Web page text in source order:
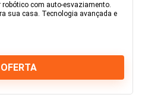
robótico com auto-esvaziamento.
sua casa. Tecnologia avançada e